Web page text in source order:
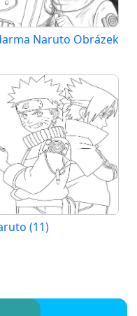
Naruto Obrázek
(11)